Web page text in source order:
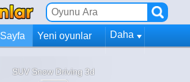
Yeni oyunlar Daha
SUV Snow Driving 3d